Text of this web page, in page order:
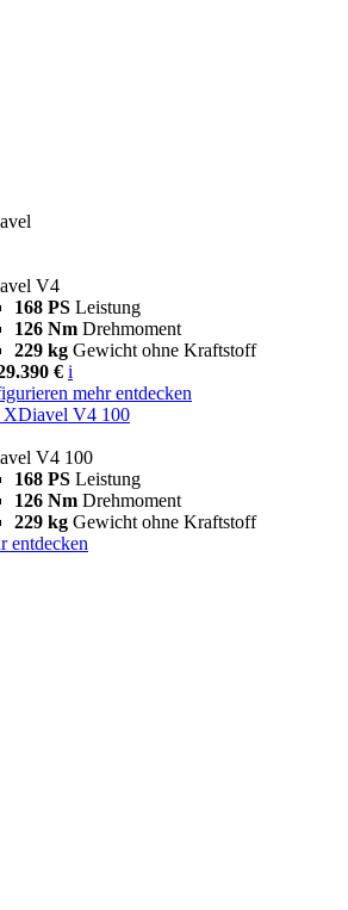
V4
168 PS Leistung
126 Nm Drehmoment
229 kg Gewicht ohne Kraftstoff
€ i
mehr entdecken
XDiavel V4 100
V4 100
168 PS Leistung
126 Nm Drehmoment
229 kg Gewicht ohne Kraftstoff
entdecken